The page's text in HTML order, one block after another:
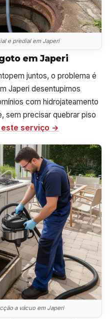
e predial em Japeri
em Japeri
juntos, o problema é
Japeri desentupimos
com hidrojateamento
sem precisar quebrar piso
este serviço →
a vácuo em Japeri